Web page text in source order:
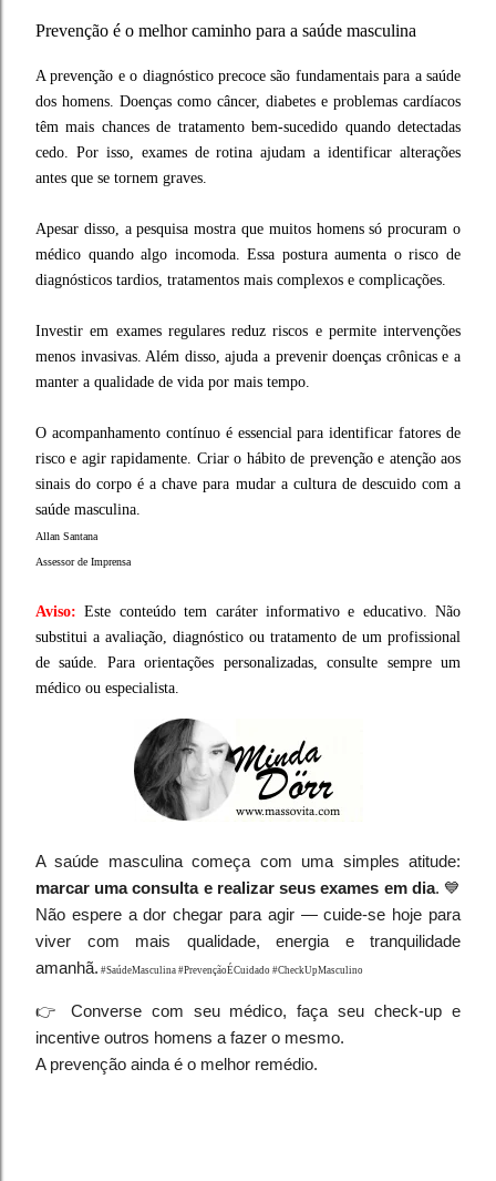
Prevenção é o melhor caminho para a saúde masculina
A prevenção e o diagnóstico precoce são fundamentais para a saúde
dos homens. Doenças como câncer, diabetes e problemas cardíacos
têm mais chances de tratamento bem-sucedido quando detectadas
cedo. Por isso, exames de rotina ajudam a identificar alterações
antes que se tornem graves.
Apesar disso, a pesquisa mostra que muitos homens só procuram o
médico quando algo incomoda. Essa postura aumenta o risco de
diagnósticos tardios, tratamentos mais complexos e complicações.
Investir em exames regulares reduz riscos e permite intervenções
menos invasivas. Além disso, ajuda a prevenir doenças crônicas e a
manter a qualidade de vida por mais tempo.
O acompanhamento contínuo é essencial para identificar fatores de
risco e agir rapidamente. Criar o hábito de prevenção e atenção aos
sinais do corpo é a chave para mudar a cultura de descuido com a
saúde masculina.
Allan Santana
Assessor de Imprensa
Aviso:Este conteúdo tem caráter informativo e educativo. Não
substitui a avaliação, diagnóstico ou tratamento de um profissional
de saúde. Para orientações personalizadas, consulte sempre um
médico ou especialista.
A saúde masculina começa com uma simples atitude:
marcar uma consulta e realizar seus exames em dia. 💙
Não espere a dor chegar para agir — cuide-se hoje para
viver com mais qualidade, energia e tranquilidade
amanhã. #SaúdeMasculina #PrevençãoÉCuidado #CheckUpMasculino
👉 Converse com seu médico, faça seu check-up e
incentive outros homens a fazer o mesmo.
A prevenção ainda é o melhor remédio.